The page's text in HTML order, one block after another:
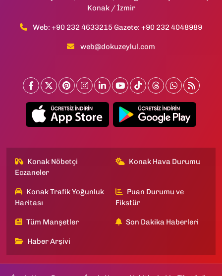
Konak / İzmir
Web: +90 232 4633215 Gazete: +90 232 4048989
web@dokuzeylul.com
Konak Nöbetçi
Eczaneler
Konak Hava Durumu
Konak Trafik Yoğunluk
Haritası
Puan Durumu ve
Fikstür
Tüm Manşetler Son Dakika Haberleri
Haber Arşivi